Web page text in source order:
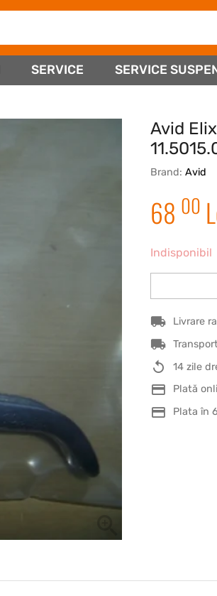
SERVICE SERVICE
Avid
Brand:Avid
68 00
Indisponibil
Livrare
14 zile
Plată
Plata în